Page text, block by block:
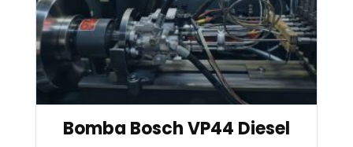
Bomba Bosch VP44 Diesel